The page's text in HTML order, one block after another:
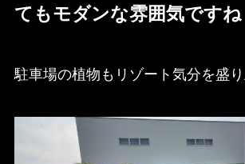
てもモダンな雰囲気ですね
駐車場の植物もリゾート気分を盛り